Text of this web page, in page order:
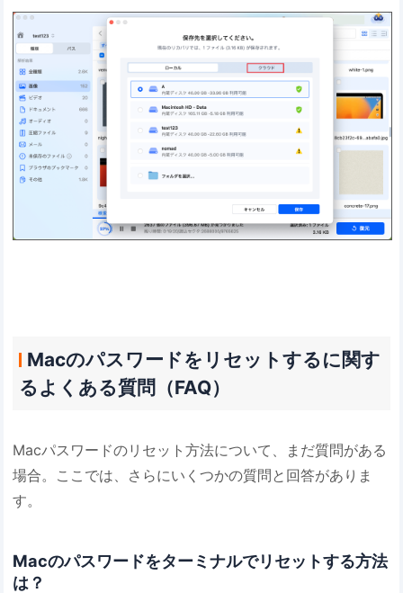
Macのパスワードをリセットするに関す
るよくある質問（FAQ）
Macパスワードのリセット方法について、まだ質問がある
場合。ここでは、さらにいくつかの質問と回答がありま
す。
Macのパスワードをターミナルでリセットする方法
は？